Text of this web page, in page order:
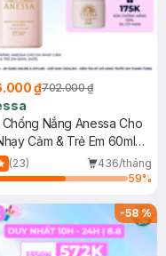
₫702.000 ₫
Nắng Anessa Cho
Cảm & Trẻ Em 60ml
(23)
436/tháng
59%
-58%